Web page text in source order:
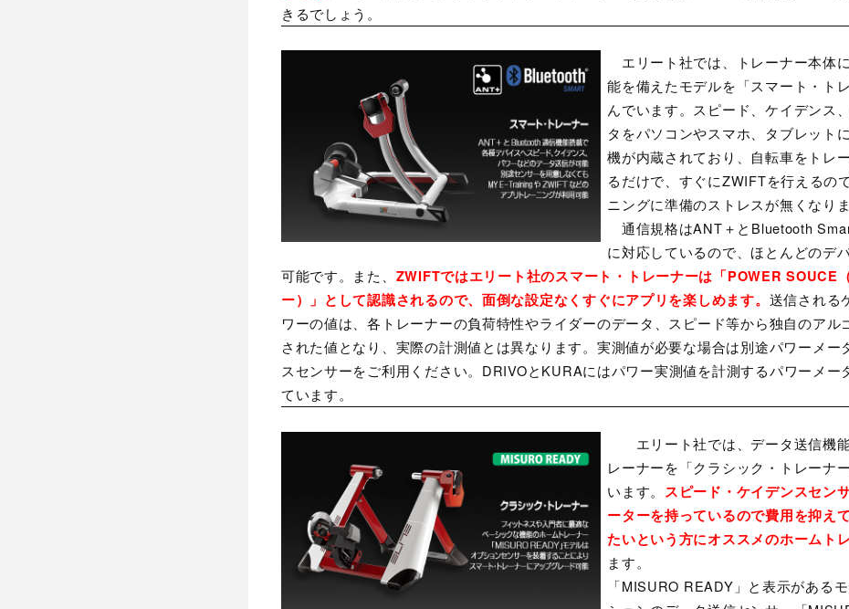
きるでしょう。
エリート社では、トレーナー本体
能を備えたモデルを「スマート・ト
んでいます。スピード、ケイデンス
タをパソコンやスマホ、タブレット
機が内蔵されており、自転車をトレ
るだけで、すぐにZWIFTを行えるの
ニングに準備のストレスが無くなりま
通信規格はANT＋とBluetooth
に対応しているので、ほとんどのデ
可能です。また、 ZWIFTではエリート社のスマート・トレーナーは「POWER SOUCE
ー）」として認識されるので、面倒な設定なくすぐにアプリを楽しめます。 送信される
ワーの値は、各トレーナーの負荷特性やライダーのデータ、スピード等から独自のアル
された値となり、実際の計測値とは異なります。実測値が必要な場合は別途パワーメー
スセンサーをご利用ください。DRIVOとKURAにはパワー実測値を計測するパワーメー
ています。
エリート社では、データ送信機能
レーナーを「クラシック・トレーナ
います。 スピード・ケイデンスセン
ーターを持っているので費用を抑え
たいという方にオススメのホームト
ます。
「MISURO READY」と表示がある